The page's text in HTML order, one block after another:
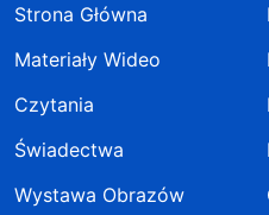
Strona Główna
Materiały Wideo
Czytania
Świadectwa
Wystawa Obrazów